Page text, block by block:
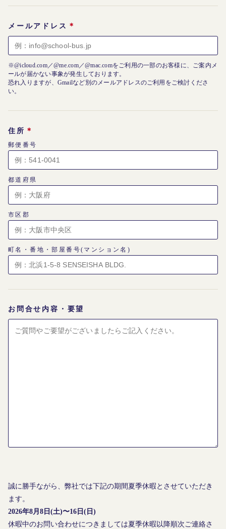
メールアドレス ＊
※@icloud.com／@me.com／@mac.comをご利用の一部のお客様に、ご案内メ
ールが届かない事象が発生しております。
恐れ入りますが、Gmailなど別のメールアドレスのご利用をご検討くださ
い。
住所 ＊
郵便番号
都道府県
市区郡
町名・番地・部屋番号(マンション名)
お問合せ内容・要望
誠に勝手ながら、弊社では下記の期間夏季休暇とさせていただき
ます。
2026年8月8日(土)〜16日(日)
休暇中のお問い合わせにつきましては夏季休暇以降順次ご連絡さ